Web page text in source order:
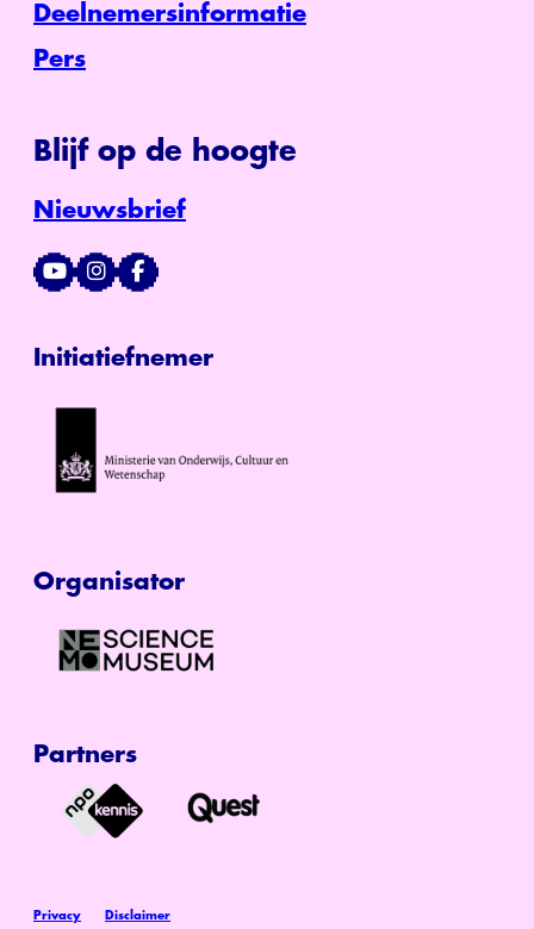
Deelnemersinformatie
Pers
Blijf op de hoogte
Nieuwsbrief
Initiatiefnemer
Organisator
Partners
Privacy Disclaimer